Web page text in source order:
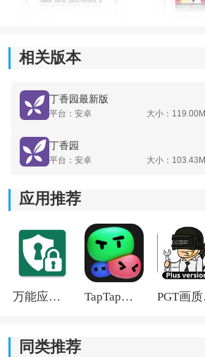
3.不仅提供疫苗接种预约，还为用户
理，方便用户随时查看自己及家人的
4.与其他医务人员进行临床经验和病
医务人员的专业水平。
相关版本
丁香园最新版
平台：安卓 大小：119.00M
丁香园
平台：安卓 大小：103.43M
应用推荐
万能应用隐藏 TapTap国际版2026
同类推荐